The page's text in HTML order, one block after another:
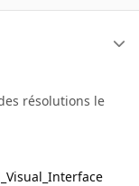
résolutions le